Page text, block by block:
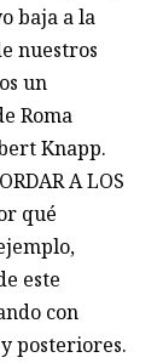
baja a la
nuestros
un
Roma
Knapp.
A LOS
qué
este
con
posteriores.